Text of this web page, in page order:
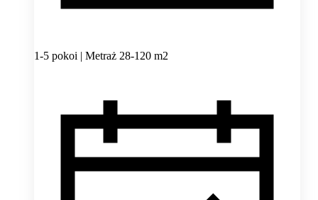
1-5 pokoi | Metraż 28-120 m2